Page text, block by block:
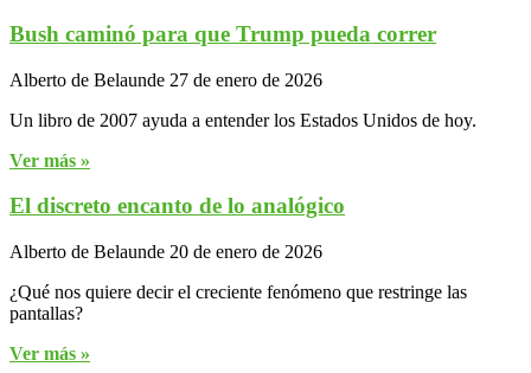
Bush caminó para que Trump pueda correr
Alberto de Belaunde 27 de enero de 2026
Un libro de 2007 ayuda a entender los Estados Unidos de hoy.
Ver más »
El discreto encanto de lo analógico
Alberto de Belaunde 20 de enero de 2026
¿Qué nos quiere decir el creciente fenómeno que restringe las
pantallas?
Ver más »